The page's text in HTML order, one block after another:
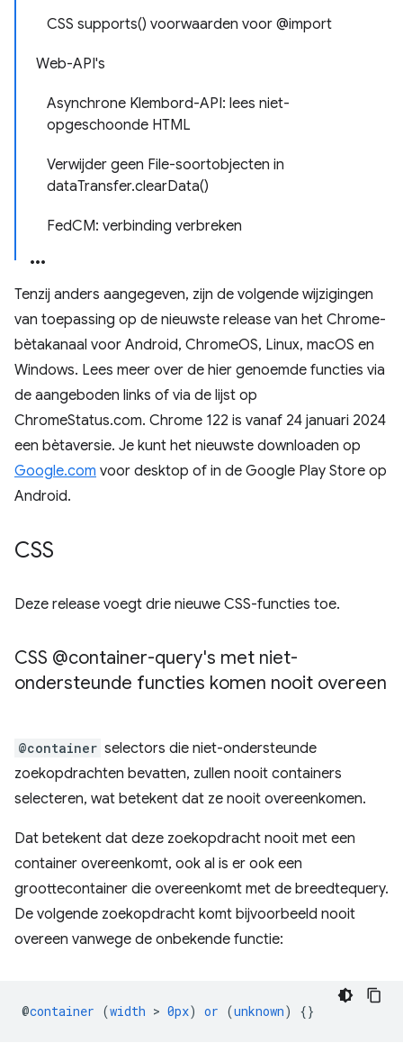
CSS supports() voorwaarden voor @import
Web-API's
Asynchrone Klembord-API: lees niet-
opgeschoonde HTML
Verwijder geen File-soortobjecten in
dataTransfer.clearData()
FedCM: verbinding verbreken
Tenzij anders aangegeven, zijn de volgende wijzigingen
van toepassing op de nieuwste release van het Chrome-
bètakanaal voor Android, ChromeOS, Linux, macOS en
Windows. Lees meer over de hier genoemde functies via
de aangeboden links of via de lijst op
ChromeStatus.com. Chrome 122 is vanaf 24 januari 2024
een bètaversie. Je kunt het nieuwste downloaden op
Google.com voor desktop of in de Google Play Store op
Android.
CSS
Deze release voegt drie nieuwe CSS-functies toe.
CSS @container-query's met niet-
ondersteunde functies komen nooit overeen
@container selectors die niet-ondersteunde
zoekopdrachten bevatten, zullen nooit containers
selecteren, wat betekent dat ze nooit overeenkomen.
Dat betekent dat deze zoekopdracht nooit met een
container overeenkomt, ook al is er ook een
groottecontainer die overeenkomt met de breedtequery.
De volgende zoekopdracht komt bijvoorbeeld nooit
overeen vanwege de onbekende functie:
@container (width > 0px) or (unknown) {}